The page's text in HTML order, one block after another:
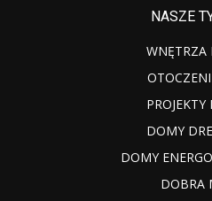
NASZE
WNĘTRZA
DOMY
DOMY
DOBRA